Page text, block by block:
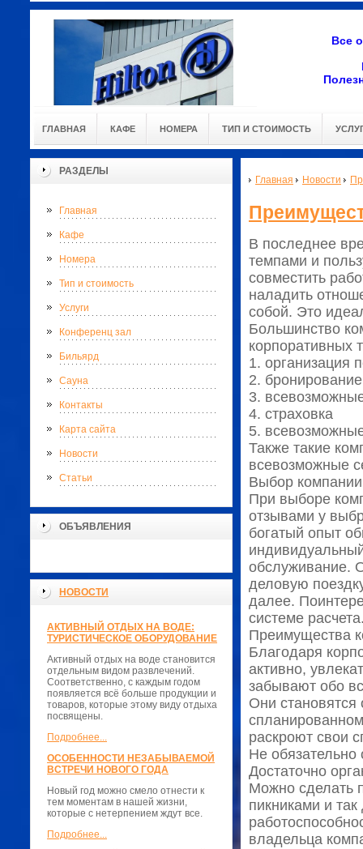
Все
ГЛАВНАЯ КАФЕ НОМЕРА ТИП И СТОИМОСТЬ
РАЗДЕЛЫ
Главная
Кафе
Номера
Тип и стоимость
Услуги
Конференц зал
Бильярд
Сауна
Контакты
Карта сайта
Новости
Статьи
ОБЪЯВЛЕНИЯ
НОВОСТИ
АКТИВНЫЙ ОТДЫХ НА ВОДЕ:
ТУРИСТИЧЕСКОЕ ОБОРУДОВАНИЕ
Активный отдых на воде становится
отдельным видом развлечений.
Соответственно, с каждым годом
появляется всё больше продукции и
товаров, которые этому виду отдыха
посвящены.
Подробнее...
ОСОБЕННОСТИ НЕЗАБЫВАЕМОЙ
ВСТРЕЧИ НОВОГО ГОДА
Новый год можно смело отнести к
тем моментам в нашей жизни,
которые с нетерпением ждут все.
Подробнее...
Главная Новости
В последнее
темпами и
совместить
наладить
собой. Это
Большинство
корпоративных
1. организация
2.
3.
4. страховка
5.
Также такие
всевозможные
Выбор компании
При выборе
отзывами у
богатый опыт
обслуживание.
деловую
далее.
системе
Преимущества
Благодаря
активно,
забывают обо
Они
раскроют свои
Не обязательно
Достаточно
Можно сделать
пикниками и
владельца